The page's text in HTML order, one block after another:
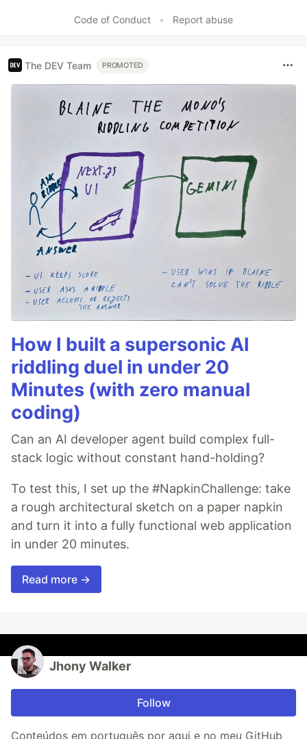
Code of Conduct • Report abuse
The DEV Team PROMOTED
How I built a supersonic AI
riddling duel in under 20
Minutes (with zero manual
coding)
Can an AI developer agent build complex full-
stack logic without constant hand-holding?
To test this, I set up the #NapkinChallenge: take
a rough architectural sketch on a paper napkin
and turn it into a fully functional web application
in under 20 minutes.
Read more →
Jhony Walker
Follow
Conteúdos em português por aqui e no meu GitHub